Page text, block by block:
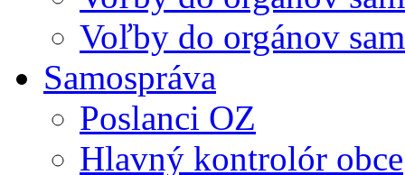
Voľby do orgánov
Samospráva
Poslanci OZ
Hlavný kontrolór obce